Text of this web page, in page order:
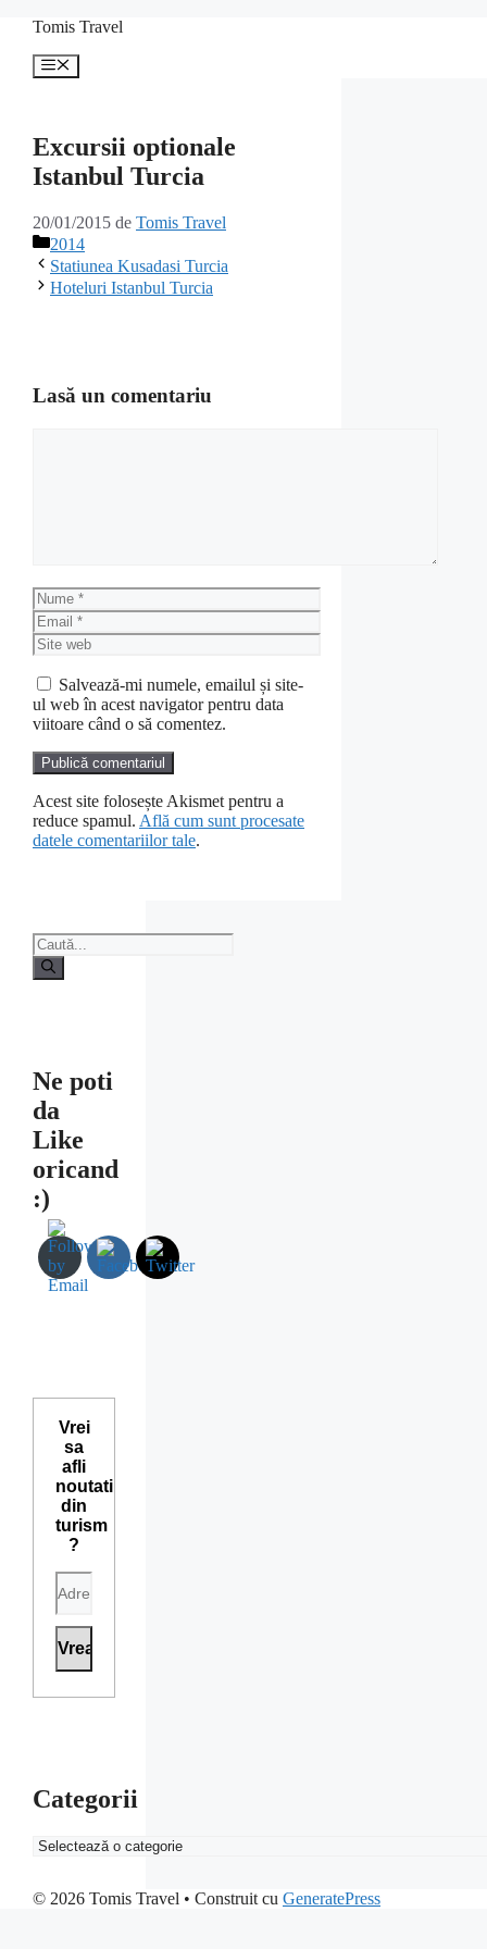
conținut
Tomis Travel
Meniu
Excursii optionale
Istanbul Turcia
20/01/2015 de Tomis Travel
Categorii
2014
Statiunea Kusadasi Turcia
Hoteluri Istanbul Turcia
Lasă un comentariu
Nume
Email
Site
web
Salvează-mi numele, emailul și site-
ul web în acest navigator pentru data
viitoare când o să comentez.
Acest site folosește Akismet pentru a
reduce spamul. Află cum sunt procesate
datele comentariilor tale.
Caută
după:
Ne poti
da
Like
oricand
:)
Vrei
sa
afli
noutati
din
turism
?
Categorii
Categorii
© 2026 Tomis Travel • Construit cu GeneratePress